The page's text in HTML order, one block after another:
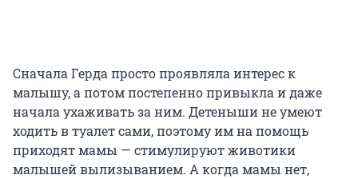
Сначала Герда просто проявляла интерес к
малышу, а потом постепенно привыкла и даже
начала ухаживать за ним. Детеныши не умеют
ходить в туалет сами, поэтому им на помощь
приходят мамы — стимулируют животики
малышей вылизыванием. А когда мамы нет,